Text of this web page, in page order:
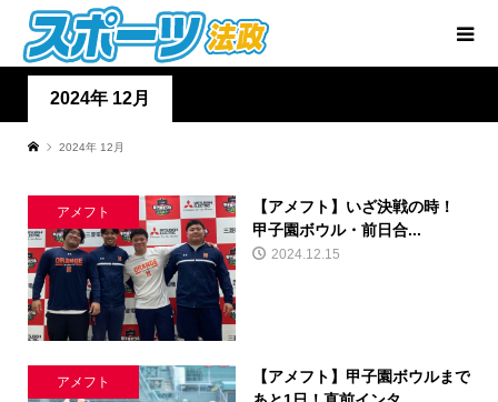
2024年 12月
2024年 12月
アメフト
【アメフト】いざ決戦の時！
甲子園ボウル・前日合...
2024.12.15
アメフト
【アメフト】甲子園ボウルまで